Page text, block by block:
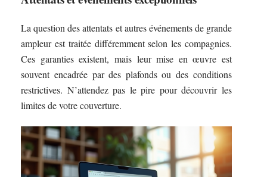
La question des attentats et autres événements de grande
ampleur est traitée différemment selon les compagnies.
Ces garanties existent, mais leur mise en œuvre est
souvent encadrée par des plafonds ou des conditions
restrictives. N’attendez pas le pire pour découvrir les
limites de votre couverture.